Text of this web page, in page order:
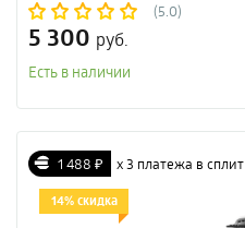
(5.0)
5 300 руб.
Есть в наличии
1 488 ₽ х 3 платежа в сплит
14% скидка